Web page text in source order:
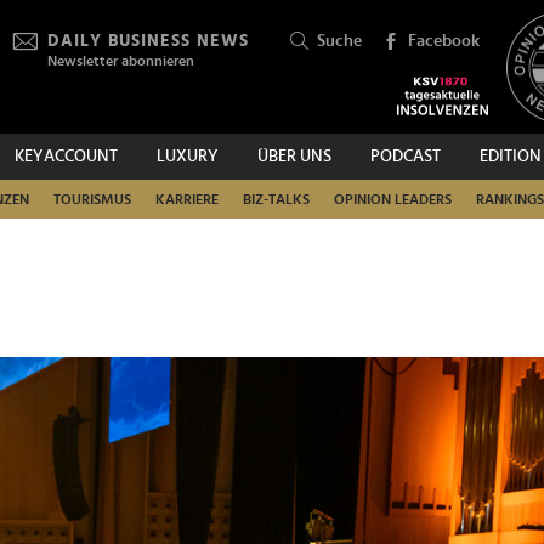
DAILY BUSINESS NEWS
Newsletter abonnieren
Suche Facebook
KEYACCOUNT LUXURY ÜBER UNS PODCAST EDITION
TOURISMUS KARRIERE BIZ-TALKS OPINION LEADERS RANKINGS
SUCHEN